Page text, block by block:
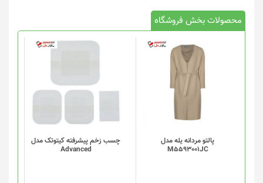
محصولات بخش فروشگاه
پالتو مردانه یله مدل
M5593001JC
چسب زخم پیشرفته کیتوتک مدل
Advanced